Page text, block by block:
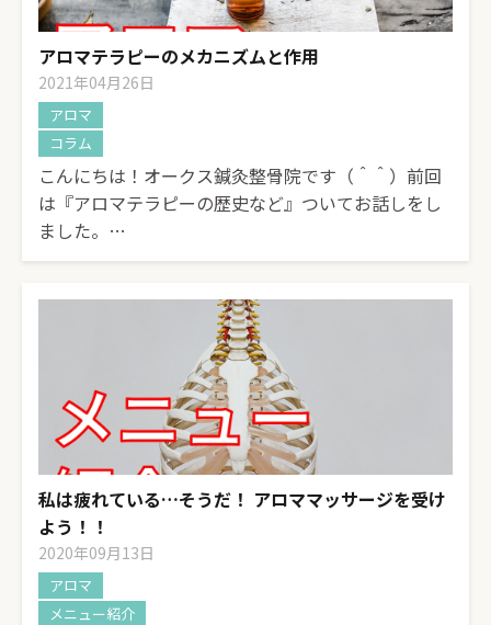
アロマテラピーのメカニズムと作用
2021年04月26日
アロマ
コラム
こんにちは！オークス鍼灸整骨院です（＾＾）前回
は『アロマテラピーの歴史など』ついてお話しをし
ました。…
私は疲れている…そうだ！ アロママッサージを受け
よう！！
2020年09月13日
アロマ
メニュー紹介